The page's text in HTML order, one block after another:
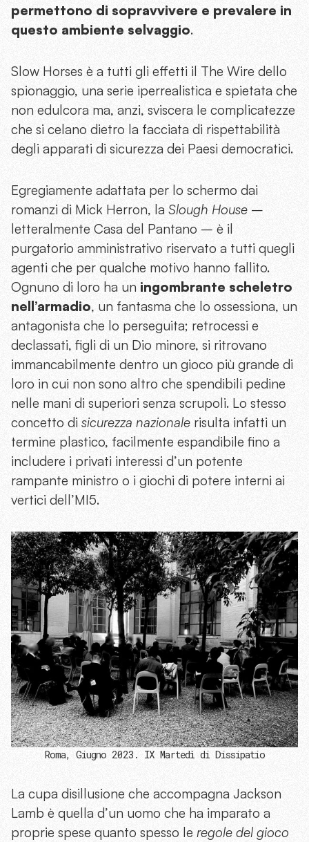
permettono di sopravvivere e prevalere in
questo ambiente selvaggio.
Slow Horses è a tutti gli effetti il The Wire dello
spionaggio, una serie iperrealistica e spietata che
non edulcora ma, anzi, sviscera le complicatezze
che si celano dietro la facciata di rispettabilità
degli apparati di sicurezza dei Paesi democratici.
Egregiamente adattata per lo schermo dai
romanzi di Mick Herron, la Slough House –
letteralmente Casa del Pantano – è il
purgatorio amministrativo riservato a tutti quegli
agenti che per qualche motivo hanno fallito.
Ognuno di loro ha un ingombrante scheletro
nell’armadio, un fantasma che lo ossessiona, un
antagonista che lo perseguita; retrocessi e
declassati, figli di un Dio minore, si ritrovano
immancabilmente dentro un gioco più grande di
loro in cui non sono altro che spendibili pedine
nelle mani di superiori senza scrupoli. Lo stesso
concetto di sicurezza nazionale risulta infatti un
termine plastico, facilmente espandibile fino a
includere i privati interessi d’un potente
rampante ministro o i giochi di potere interni ai
vertici dell’MI5.
Roma, Giugno 2023. IX Martedì di Dissipatio
La cupa disillusione che accompagna Jackson
Lamb è quella d’un uomo che ha imparato a
proprie spese quanto spesso le regole del gioco